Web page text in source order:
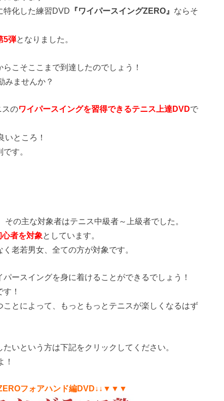
特化した練習DVD 『ワイパースイングZERO』 ならそ
5弾となりました。
こそここまで到達したのでしょう！
みませんか？
スのワイパースイングを習得できるテニス上達DVDで
ところ！
す。
の主な対象者はテニス中級者～上級者でした。
者を対象としています。
老若男女、全ての方が対象です。
ースイングを身に着けることができるでしょう！
！
とによって、もっともっとテニスが楽しくなるはず
いという方は下記をクリックしてください。
！
フォアハンド編DVD↓↓▼▼▼